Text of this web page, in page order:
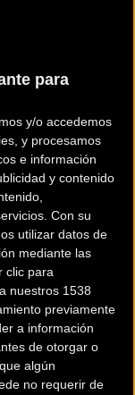
para
y/o accedemos
y procesamos
e información
y contenido
Con su
utilizar datos de
mediante las
clic para
nuestros 1538
previamente
a información
de otorgar o
algún
no requerir de